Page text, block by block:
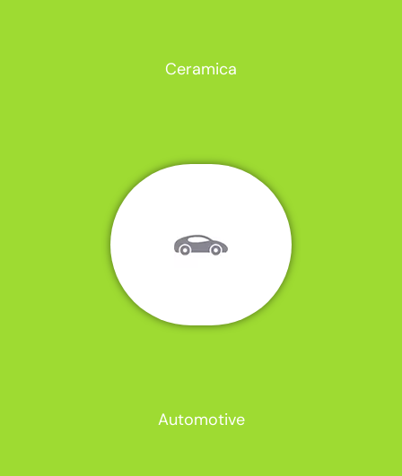
Ceramica
Automotive